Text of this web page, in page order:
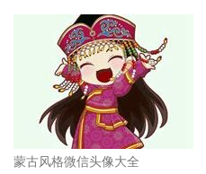
蒙古风格微信头像大全